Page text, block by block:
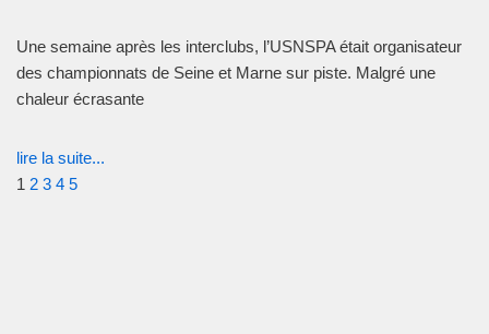
Une semaine après les interclubs, l’USNSPA était organisateur
des championnats de Seine et Marne sur piste. Malgré une
chaleur écrasante
lire la suite...
1 2 3 4 5